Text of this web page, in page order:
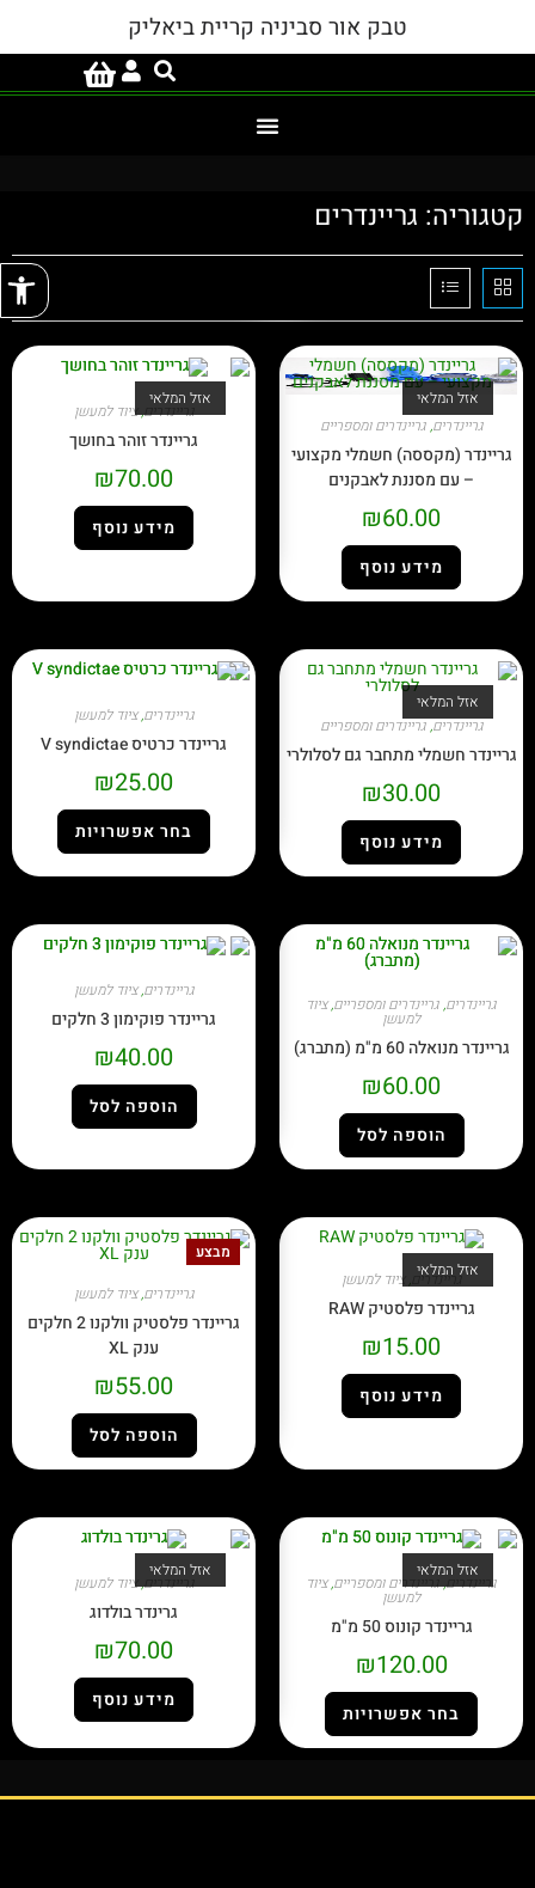
טבק אור סביניה קריית ביאליק
קטגוריה: גריינדרים
אזל המלאי
גריינדרים,גריינדרים ומספריים
גריינדר (מקססה) חשמלי מקצועי
– עם מסננת לאבקנים
₪60.00
מידע נוסף
אזל המלאי
גריינדרים,ציוד למעשן
גריינדר זוהר בחושך
₪70.00
מידע נוסף
אזל המלאי
גריינדרים,גריינדרים ומספריים
גריינדר חשמלי מתחבר גם לסלולרי
₪30.00
מידע נוסף
גריינדרים,ציוד למעשן
גריינדר כרטיס V syndictae
₪25.00
בחר אפשרויות
גריינדרים,גריינדרים ומספריים,ציוד
למעשן
גריינדר מנואלה 60 מ"מ (מתברג)
₪60.00
הוספה לסל
גריינדרים,ציוד למעשן
גריינדר פוקימון 3 חלקים
₪40.00
הוספה לסל
אזל המלאי
גריינדרים, ציוד למעשן
גריינדר פלסטיק RAW
₪15.00
מידע נוסף
מבצע
גריינדרים,ציוד למעשן
גריינדר פלסטיק וולקנו 2 חלקים
ענק XL
₪55.00
הוספה לסל
אזל המלאי
גריינדרים,גריינדרים ומספריים,ציוד
למעשן
גריינדר קונוס 50 מ"מ
₪120.00
בחר אפשרויות
אזל המלאי
גריינדרים,ציוד למעשן
גרינדר בולדוג
₪70.00
מידע נוסף